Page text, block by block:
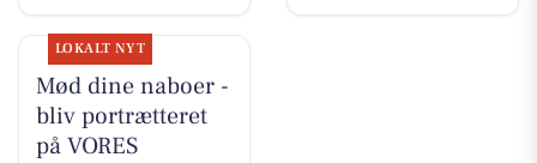
LOKALT NYT
Mød dine naboer -
bliv portrætteret
på VORES